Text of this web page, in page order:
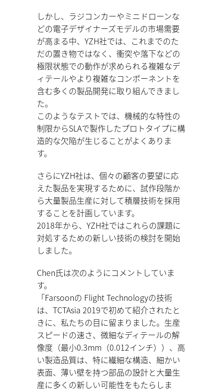
しかし、ラジコンカーやミニドローンな
どの電⼦デザイナーズモデルの市場需要
が⾼まる中、YZH社では、これまでのた
だの置き物ではなく、衝突や落下などの
極限状態での動作が求められる複雑なデ
ィテールやより複雑なコンポーネントを
含む多くの製品開発に取り組んできまし
た。
このようなテストでは、機械的な特性の
制限からSLAで製作したプロトタイプに構
造的な⽋陥が⽣じることがよくありま
す。
さらにYZH社は、個々の顧客の要望に応
えた製品を実現するために、試作段階か
ら⼤量製品⽣産に対して積層技術を採⽤
することを計画しています。
2018年から、YZH社ではこれらの課題に
対処するための新しい技術の検討を開始
しました。
Chen⽒は次のようにコメントしていま
す。
「Farsoonの Flight Technologyの技術
は、TCTAsia 2019で初めて紹介されたと
きに、私たちの⽬に留まりました。⽣産
スピードの速さ、微細なディテールの解
像度（最⼩0.3mm（0.012インチ））、⾼
い製造品質は、特に繊細な構造、細かい
表⾯、薄い壁を持つ部品の設計と⼤量⽣
産に多くの新しい可能性をもたらしま